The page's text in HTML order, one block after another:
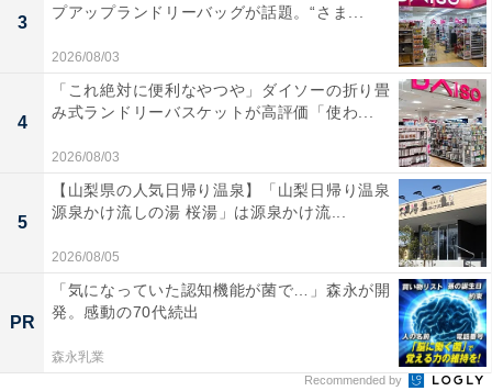
3
プアップランドリーバッグが話題。“さま...
2026/08/03
4
「これ絶対に便利なやつや」ダイソーの折り畳
み式ランドリーバスケットが高評価「使わ...
2026/08/03
5
【山梨県の人気日帰り温泉】「山梨日帰り温泉
源泉かけ流しの湯 桜湯」は源泉かけ流...
2026/08/05
PR
「気になっていた認知機能が菌で…」森永が開
発。感動の70代続出
森永乳業
Recommended by